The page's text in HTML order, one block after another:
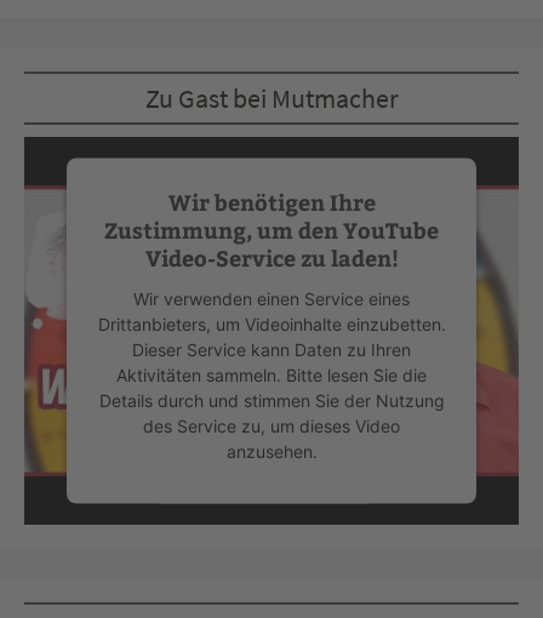
Zu Gast bei Mutmacher
Wir benötigen Ihre
Zustimmung, um den YouTube
Video-Service zu laden!
Wir verwenden einen Service eines
Drittanbieters, um Videoinhalte einzubetten.
Dieser Service kann Daten zu Ihren
Aktivitäten sammeln. Bitte lesen Sie die
Details durch und stimmen Sie der Nutzung
des Service zu, um dieses Video
anzusehen.
Mehr Informationen